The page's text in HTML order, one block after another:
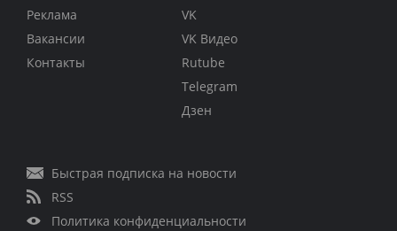
Реклама
Вакансии
Контакты
VK
VK Видео
Rutube
Telegram
Дзен
Быстрая подписка на новости
RSS
Политика конфиденциальности